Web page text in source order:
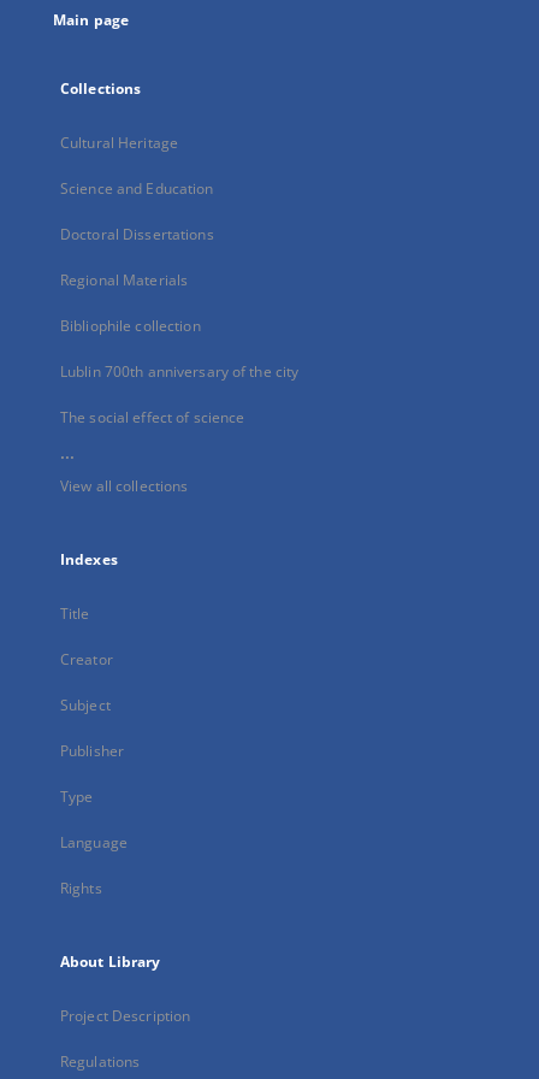
Main page
Collections
Cultural Heritage
Science and Education
Doctoral Dissertations
Regional Materials
Bibliophile collection
Lublin 700th anniversary of the city
The social effect of science
...
View all collections
Indexes
Title
Creator
Subject
Publisher
Type
Language
Rights
About Library
Project Description
Regulations